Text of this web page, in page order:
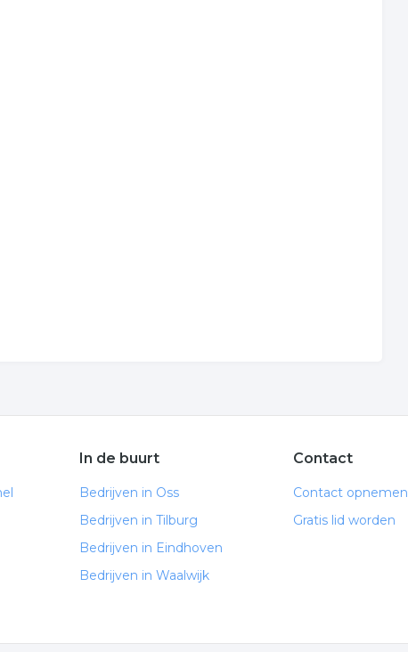
In de buurt
Bedrijven in Oss
Bedrijven in Tilburg
Bedrijven in Eindhoven
Bedrijven in Waalwijk
Contact
Contact opnemen
Gratis lid worden